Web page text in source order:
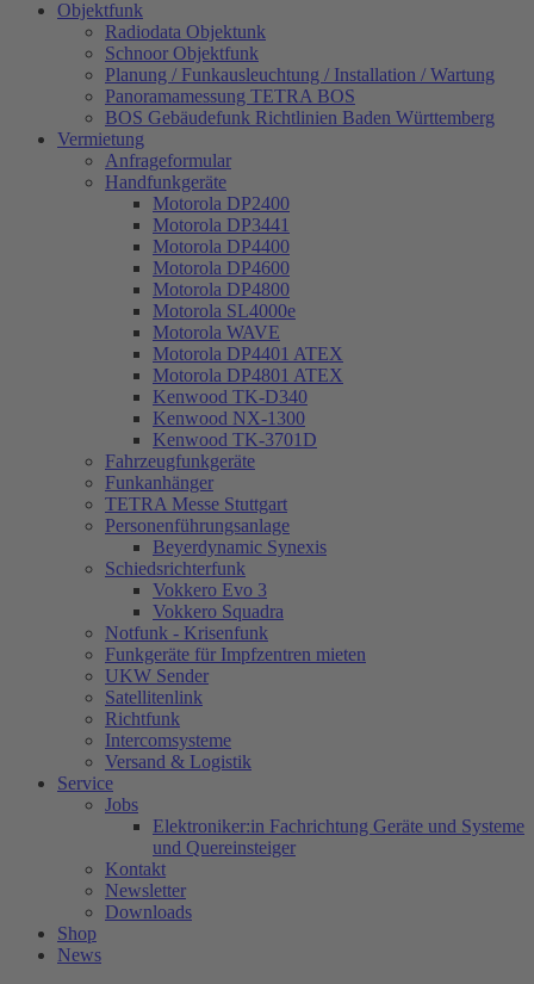
Objektfunk
Radiodata Objektunk
Schnoor Objektfunk
Planung / Funkausleuchtung / Installation / Wartung
Panoramamessung TETRA BOS
BOS Gebäudefunk Richtlinien Baden Württemberg
Vermietung
Anfrageformular
Handfunkgeräte
Motorola DP2400
Motorola DP3441
Motorola DP4400
Motorola DP4600
Motorola DP4800
Motorola SL4000e
Motorola WAVE
Motorola DP4401 ATEX
Motorola DP4801 ATEX
Kenwood TK-D340
Kenwood NX-1300
Kenwood TK-3701D
Fahrzeugfunkgeräte
Funkanhänger
TETRA Messe Stuttgart
Personenführungsanlage
Beyerdynamic Synexis
Schiedsrichterfunk
Vokkero Evo 3
Vokkero Squadra
Notfunk - Krisenfunk
Funkgeräte für Impfzentren mieten
UKW Sender
Satellitenlink
Richtfunk
Intercomsysteme
Versand & Logistik
Service
Jobs
Elektroniker:in Fachrichtung Geräte und Systeme
und Quereinsteiger
Kontakt
Newsletter
Downloads
Shop
News